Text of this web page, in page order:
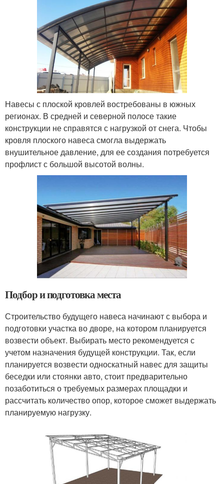
Навесы с плоской кровлей востребованы в южных
регионах. В средней и северной полосе такие
конструкции не справятся с нагрузкой от снега. Чтобы
кровля плоского навеса смогла выдержать
внушительное давление, для ее создания потребуется
профлист с большой высотой волны.
Подбор и подготовка места
Строительство будущего навеса начинают с выбора и
подготовки участка во дворе, на котором планируется
возвести объект. Выбирать место рекомендуется с
учетом назначения будущей конструкции. Так, если
планируется возвести односкатный навес для защиты
беседки или стоянки авто, стоит предварительно
позаботиться о требуемых размерах площадки и
рассчитать количество опор, которое сможет выдержать
планируемую нагрузку.